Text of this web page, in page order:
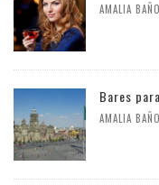
AMALIA
Bares
AMALIA